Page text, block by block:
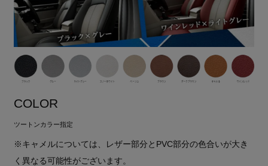
COLOR
ツートンカラー指定
※キャメルについては、レザー部分とPVC部分の色合いが大き
く異なる可能性がございます。